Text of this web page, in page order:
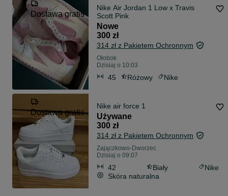
Dostawa gratis
Nike Air Jordan 1 Low x Travis
Scott Pink
Nowe
300 zł
314 zł z Pakietem Ochronnym
Ołobok
Dzisiaj o 10:03
45 Różowy Nike
Dostawa gratis
Nike air force 1
Używane
300 zł
314 zł z Pakietem Ochronnym
Zajączkowo-Dworzec
Dzisiaj o 09:07
42 Biały
Nike
Skóra naturalna